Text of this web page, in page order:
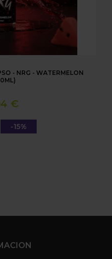
- NRG - WATERMELON
€
-15%